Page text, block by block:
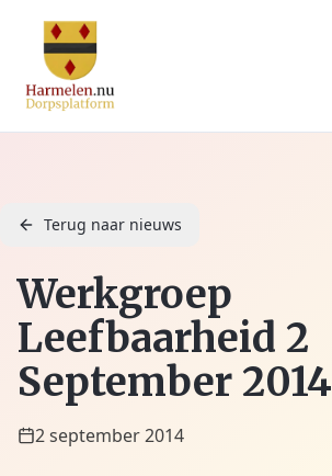
Terug naar nieuws
Werkgroep
Leefbaarheid 2
September 2014
2 september 2014